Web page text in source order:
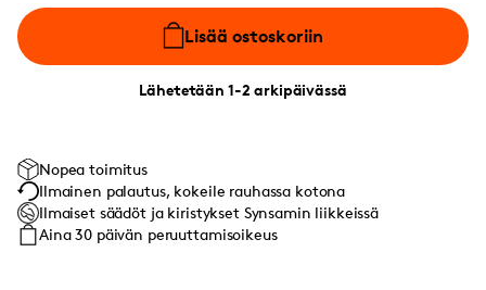
Lisää ostoskoriin
Lähetetään 1-2 arkipäivässä
Nopea toimitus
Ilmainen palautus, kokeile rauhassa kotona
Ilmaiset säädöt ja kiristykset Synsamin liikkeissä
Aina 30 päivän peruuttamisoikeus